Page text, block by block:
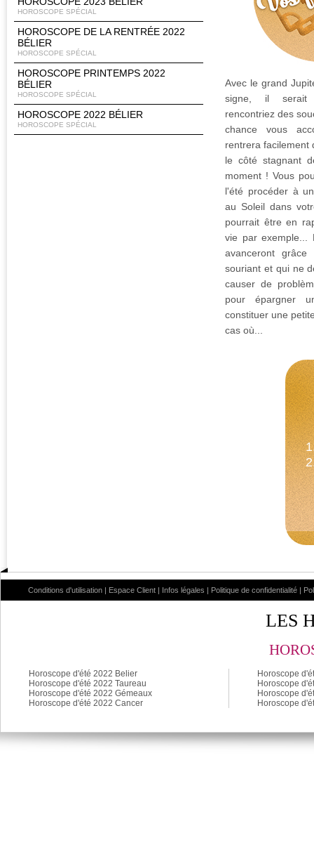
HOROSCOPE SPÉCIAL
HOROSCOPE DE LA RENTRÉE 2022
BÉLIER
HOROSCOPE SPÉCIAL
HOROSCOPE PRINTEMPS 2022
BÉLIER
HOROSCOPE SPÉCIAL
HOROSCOPE 2022 BÉLIER
HOROSCOPE SPÉCIAL
Avec le grand
signe, il serait
rencontriez des
chance vous
rentrera facilement
le côté stagnant
moment ! Vous
l'été procéder à
au Soleil dans
pourrait être en
vie par exemple...
avanceront
souriant et qui ne
causer de
pour épargner
constituer une
cas où...
Conditions d'utilisation | Espace Client | Infos légales | Politique de confidentialité |
LES
Horoscope d'été 2022 Belier
Horoscope d'été 2022 Taureau
Horoscope d'été 2022 Gémeaux
Horoscope d'été 2022 Cancer
Horoscope
Horoscope
Horoscope
Horoscope